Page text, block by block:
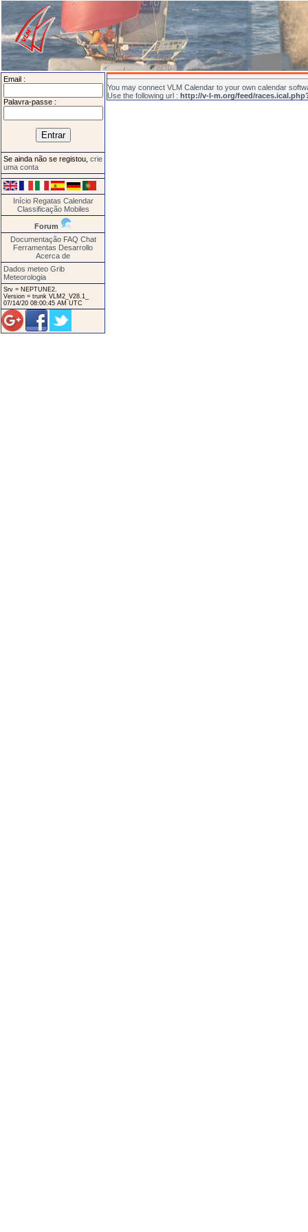
Email :
Palavra-passe :
Se ainda não se registou, crie
uma conta
Início Regatas Calendar
Classificação Mobiles
Forum
Documentação FAQ Chat
Ferramentas Desarrollo
Acerca de
Dados meteo Grib
Meteorologia
Srv = NEPTUNE2.
Version = trunk VLM2_V28.1_
07/14/20 08:00:45 AM UTC
You may connect VLM Calendar to your own calendar
Use the following url : http://v-l-m.org/feed/